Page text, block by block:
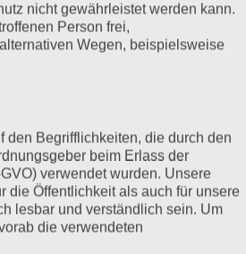
nicht gewährleistet werden kann.
Person frei,
Wegen, beispielsweise
den Begrifflichkeiten, die durch den
beim Erlass der
verwendet wurden. Unsere
die Öffentlichkeit als auch für unsere
lesbar und verständlich sein. Um
die verwendeten